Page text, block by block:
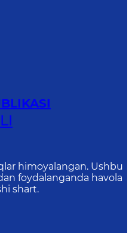
himoyalangan. Ushbu
foydalanganda havola
shart.